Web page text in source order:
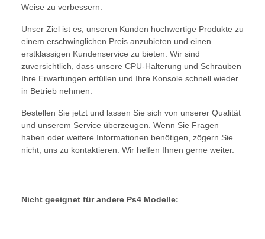
Weise zu verbessern.
Unser Ziel ist es, unseren Kunden hochwertige Produkte zu
einem erschwinglichen Preis anzubieten und einen
erstklassigen Kundenservice zu bieten. Wir sind
zuversichtlich, dass unsere CPU-Halterung und Schrauben
Ihre Erwartungen erfüllen und Ihre Konsole schnell wieder
in Betrieb nehmen.
Bestellen Sie jetzt und lassen Sie sich von unserer Qualität
und unserem Service überzeugen. Wenn Sie Fragen
haben oder weitere Informationen benötigen, zögern Sie
nicht, uns zu kontaktieren. Wir helfen Ihnen gerne weiter.
Nicht geeignet für andere Ps4 Modelle: